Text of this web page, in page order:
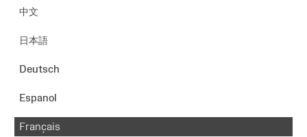
中文
日本語
Deutsch
Espanol
Français